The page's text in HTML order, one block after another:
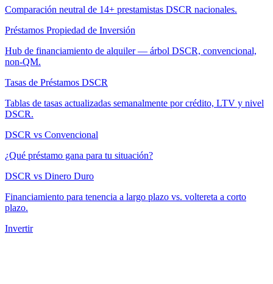
Comparación neutral de 14+ prestamistas DSCR nacionales.
Préstamos Propiedad de Inversión
Hub de financiamiento de alquiler — árbol DSCR, convencional,
non-QM.
Tasas de Préstamos DSCR
Tablas de tasas actualizadas semanalmente por crédito, LTV y nivel
DSCR.
DSCR vs Convencional
¿Qué préstamo gana para tu situación?
DSCR vs Dinero Duro
Financiamiento para tenencia a largo plazo vs. voltereta a corto
plazo.
Invertir